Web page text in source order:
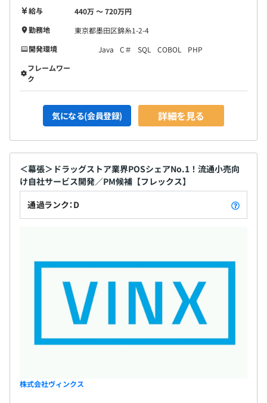
給与
440万 〜 720万円
勤務地
東京都墨田区錦糸1-2-4
開発環境
Java C＃ SQL COBOL
PHP
フレームワー
ク
気になる(会員登録) 詳細を見る
＜幕張＞ドラッグストア業界POSシェアNo.1！流通小売向
け自社サービス開発／PM候補【フレックス】
通過ランク：D
株式会社ヴィンクス